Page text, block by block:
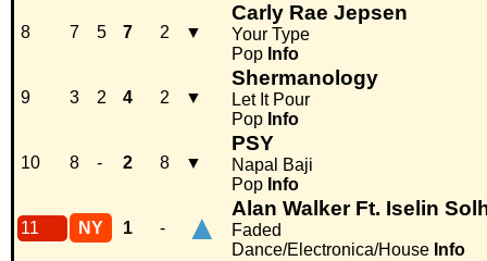
8 7 5 7 2 ▼
Carly Rae Jepsen
Your Type
Pop Info
9 3 2 4 2 ▼
Shermanology
Let It Pour
Pop Info
10 8 - 2 8 ▼
PSY
Napal Baji
Pop Info
11 NY 1 - ▲ Alan Walker Ft. Iselin
Faded
Dance/Electronica/House Info